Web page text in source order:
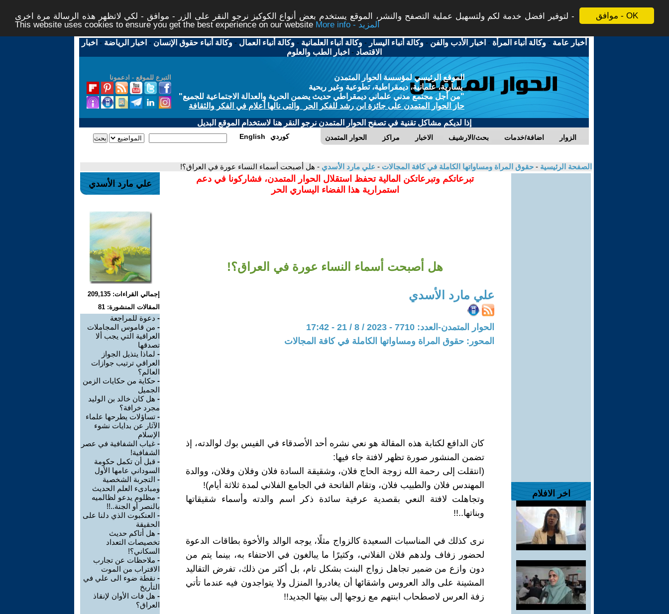
موافق - OK
لتوفير افضل خدمة لكم ولتسهيل عملية التصفح والنشر، الموقع يستخدم بعض أنواع الكوكيز نرجو النقر على الزر - موافق - لكي لاتظهر هذه الرسالة مرة اخرى -
This website uses cookies to ensure you get the best experience on our website
More info - المزيد
أخبار عامة -وكالة أنباء المرأة - اخبار الأدب والفن -وكالة أنباء اليسار -وكالة أنباء العلمانية -وكالة أنباء العمال -وكالة أنباء حقوق الإنسان - اخبار الرياضة - اخبار
الاقتصاد - اخبار الطب والعلوم
التبرع للموقع - ادعمونا
الموقع الرئيسي لمؤسسة الحوار المتمدن
يسارية، علمانية، ديمقراطية، تطوعية وغير ربحية
"من أجل مجتمع مدني علماني ديمقراطي حديث يضمن الحرية والعدالة الاجتماعية للجميع"
حاز الحوار المتمدن على جائزة ابن رشد للفكر الحر والتى نالها أعلام في الفكر والثقافة
إذا لديكم مشاكل تقنية في تصفح الحوار المتمدن نرجو النقر هنا لاستخدام الموقع البديل
الحوار المتمدن مراكز الاخبار بحث/الارشيف اضافة/خدمات الزوار English كوردي
الصفحة الرئيسية - حقوق المراة ومساواتها الكاملة في كافة المجالات - علي مارد الأسدي - هل أصبحت أسماء النساء عورة في العراق؟!
اخر الافلام
تبرعاتكم وتبرعاتكن المالية تحفظ استقلال الحوار المتمدن، فشاركونا في دعم
استمرارية هذا الفضاء اليساري الحر
هل أصبحت أسماء النساء عورة في العراق؟!
علي مارد الأسدي
الحوار المتمدن-العدد: 7710 - 2023 / 8 / 21 - 17:42
المحور: حقوق المراة ومساواتها الكاملة في كافة المجالات
كان الدافع لكتابة هذه المقالة هو نعي نشره أحد الأصدقاء في الفيس بوك لوالدته، إذ
تضمن المنشور صورة تظهر لافتة جاء فيها:
(انتقلت إلى رحمة الله زوجة الحاج فلان، وشقيقة السادة فلان وفلان وفلان، ووالدة
المهندس فلان والطبيب فلان، وتقام الفاتحة في الجامع الفلاني لمدة ثلاثة أيام)!
وتجاهلت لافتة النعي بقصدية عرفية سائدة ذكر اسم والدته وأسماء شقيقاتها
وبناتها..!!
نرى كذلك في المناسبات السعيدة كالزواج مثلًا، يوجه الوالد والأخوة بطاقات الدعوة
لحضور زفاف ولدهم فلان الفلاني، وكثيرًا ما يبالغون في الاحتفاء به، بينما يتم من
دون وازع من ضمير تجاهل زواج البنت بشكل تام، بل أكثر من ذلك، تفرض التقاليد
المشينة على والد العروس واشقائها أن يغادروا المنزل ولا يتواجدون فيه عندما تأتي
زفة العرس لاصطحاب ابنتهم مع زوجها إلى بيتها الجديد!!
علي مارد الأسدي
إجمالي القراءات: 209,135
المقالات المنشورة: 81
- دعوة للمراجعة
- من قاموس المجاملات
العراقية التي يجب ألا
تصدقها
- لماذا يتذيل الجواز
العراقي ترتيب جوازات
العالم؟
- حكاية من حكايات الزمن
الجميل
- هل كان خالد بن الوليد
مجرد خرافة؟
- تساؤلات يطرحها علماء
الآثار عن بدايات نشوء
الإسلام
- غياب الشفافية في عصر
الشفافية!
- قبل أن تكمل حكومة
السوداني عامها الأول
- التجربة الشخصية
ومبادىء العلم الحديث
- مظلوم يدعو لظالميه
بالنصر أو الجنة..!!
- العنكبوت الذي دلنا على
الحقيقة
- هل أتاكم حديث
تخصيصات التعداد
السكاني؟!
- ملاحظات عن تجارب
الاقتراب من الموت
- نقطة ضوء الى علي في
التأريخ
- هل فات الأوان لإنقاذ
العراق؟